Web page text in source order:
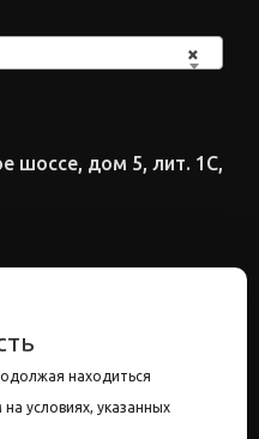
×
шоссе, дом 5, лит. 1С,
находиться
условиях, указанных